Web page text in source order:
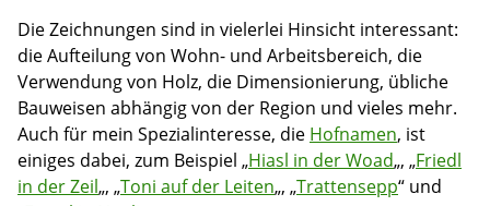
Die Zeichnungen sind in vielerlei Hinsicht interessant:
die Aufteilung von Wohn- und Arbeitsbereich, die
Verwendung von Holz, die Dimensionierung, übliche
Bauweisen abhängig von der Region und vieles mehr.
Auch für mein Spezialinteresse, die Hofnamen, ist
einiges dabei, zum Beispiel „Hiasl in der Woad„, „Friedl
in der Zeil„, „Toni auf der Leiten„, „Trattensepp“ und